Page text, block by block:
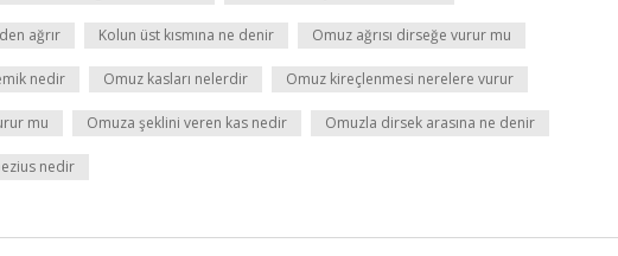
ağrır Kolun üst kısmına ne denir Omuz ağrısı dirseğe vurur mu
nedir Omuz kasları nelerdir Omuz kireçlenmesi nerelere vurur
mu Omuza şeklini veren kas nedir Omuzla dirsek arasına ne denir
nedir